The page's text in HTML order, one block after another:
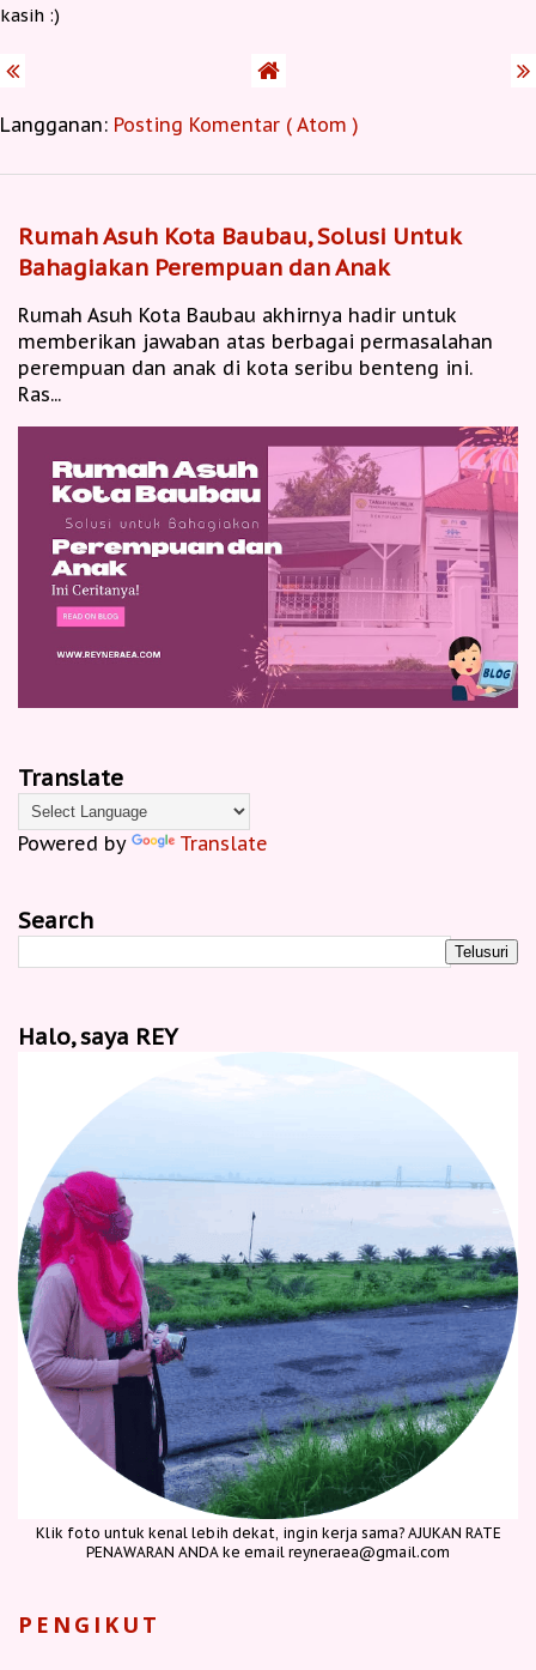
kasih :)
Langganan: Posting Komentar ( Atom )
Rumah Asuh Kota Baubau, Solusi Untuk
Bahagiakan Perempuan dan Anak
Rumah Asuh Kota Baubau akhirnya hadir untuk
memberikan jawaban atas berbagai permasalahan
perempuan dan anak di kota seribu benteng ini.
Ras...
Translate
Powered by Translate
Search
Halo, saya REY
Klik foto untuk kenal lebih dekat, ingin kerja sama? AJUKAN RATE
PENAWARAN ANDA ke email reyneraea@gmail.com
PENGIKUT